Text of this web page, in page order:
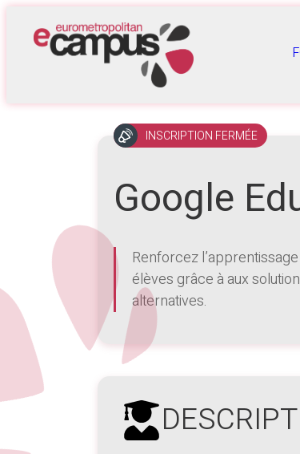
INSCRIPTION FERMÉE
Google
Renforcez
élèves grâce à aux
alternatives.